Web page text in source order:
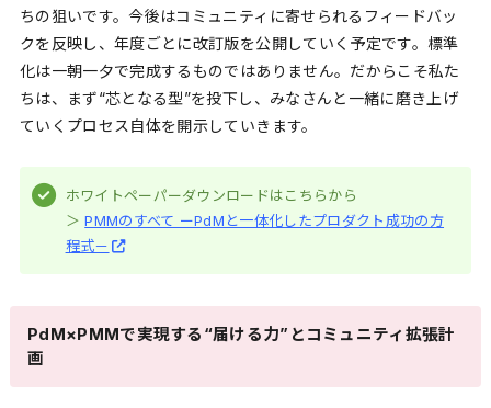
ちの狙いです。今後はコミュニティに寄せられるフィードバッ
クを反映し、年度ごとに改訂版を公開していく予定です。標準
化は一朝一夕で完成するものではありません。だからこそ私た
ちは、まず“芯となる型”を投下し、みなさんと一緒に磨き上げ
ていくプロセス自体を開示していきます。
ホワイトペーパーダウンロードはこちらから
＞PMMのすべて ーPdMと一体化したプロダクト成功の方
程式－
PdM×PMMで実現する“届ける力”とコミュニティ拡張計
画